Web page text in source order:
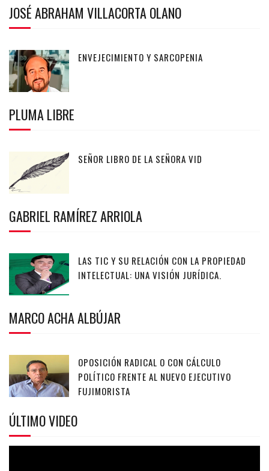
JOSÉ ABRAHAM VILLACORTA OLANO
ENVEJECIMIENTO Y SARCOPENIA
PLUMA LIBRE
SEÑOR LIBRO DE LA SEÑORA VID
GABRIEL RAMÍREZ ARRIOLA
LAS TIC Y SU RELACIÓN CON LA PROPIEDAD
INTELECTUAL: UNA VISIÓN JURÍDICA.
MARCO ACHA ALBÚJAR
OPOSICIÓN RADICAL O CON CÁLCULO
POLÍTICO FRENTE AL NUEVO EJECUTIVO
FUJIMORISTA
ÚLTIMO VIDEO